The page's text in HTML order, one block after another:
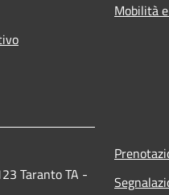
Mobilità
Taranto TA -